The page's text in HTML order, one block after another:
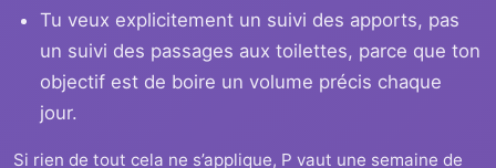
Tu veux explicitement un suivi des apports, pas
un suivi des passages aux toilettes, parce que ton
objectif est de boire un volume précis chaque
jour.
Si rien de tout cela ne s’applique, P vaut une semaine de